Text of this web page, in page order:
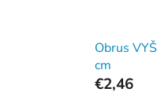
Obrus
cm
€2,46